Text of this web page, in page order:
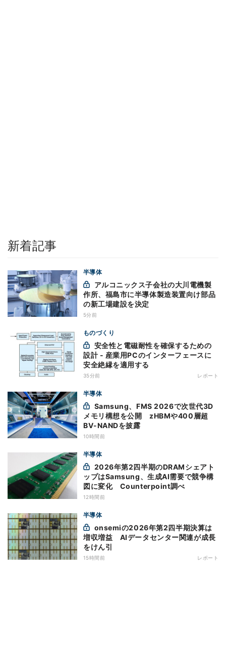
新着記事
半導体
作所、福島市に半導体製造装置向け部品
の新工場建設を決定
5分前
ものづくり
設計 - 産業用PCのインターフェースに
安全絶縁を適用する
35分前 レポート
半導体
メモリ構想を公開 zHBMや400層超
BV-NANDを披露
10時間前
半導体
ップはSamsung、生成AI需要で競争構
図に変化 Counterpoint調べ
12時間前
半導体
増収増益 AIデータセンター関連が成長
をけん引
15時間前 レポート